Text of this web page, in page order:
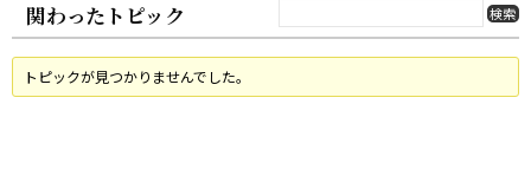
関わったトピック
トピックが見つかりませんでした。